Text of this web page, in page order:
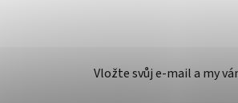
Vložte svůj e-mail a my